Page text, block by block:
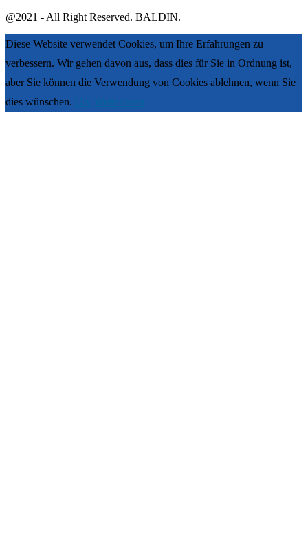
@2021 - All Right Reserved. BALDIN.
Diese Website verwendet Cookies, um Ihre Erfahrungen zu
verbessern. Wir gehen davon aus, dass dies für Sie in Ordnung ist,
aber Sie können die Verwendung von Cookies ablehnen, wenn Sie
dies wünschen. OK Weiterlesen